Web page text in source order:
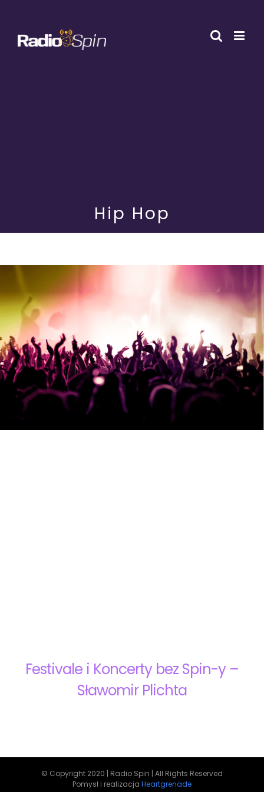
zawartości
Hip Hop
Festivale i Koncerty bez Spin-y –
Sławomir Plichta
© Copyright 2020 | Radio Spin | All Rights Reserved
Pomysł i realizacja Heartgrenade